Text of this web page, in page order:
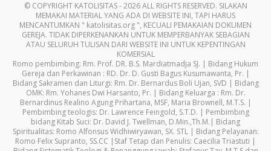
© COPYRIGHT KATOLISITAS - 2026 ALL RIGHTS RESERVED. SILAKAN
MEMAKAI MATERIAL YANG ADA DI WEBSITE INI, TAPI HARUS
MENCANTUMKAN " katolisitas.org ", KECUALI PEMAKAIAN DOKUMEN
GEREJA. TIDAK DIPERKENANKAN UNTUK MEMPERBANYAK SEBAGIAN
ATAU SELURUH TULISAN DARI WEBSITE INI UNTUK KEPENTINGAN
KOMERSIAL
Romo pembimbing: Rm. Prof. DR. B.S. Mardiatmadja SJ. | Bidang Hukum
Gereja dan Perkawinan : RD. Dr. D. Gusti Bagus Kusumawanta, Pr. |
Bidang Sakramen dan Liturgi: Rm. Dr. Bernardus Boli Ujan, SVD | Bidang
OMK: Rm. Yohanes Dwi Harsanto, Pr. | Bidang Keluarga : Rm. Dr.
Bernardinus Realino Agung Prihartana, MSF, Maria Brownell, M.T.S. |
Pembimbing teologis: Dr. Lawrence Feingold, S.T.D. | Pembimbing
bidang Kitab Suci: Dr. David J. Twellman, D.Min.,Th.M.| Bidang
Spiritualitas: Romo Alfonsus Widhiwiryawan, SX. STL | Bidang Pelayanan:
Romo Felix Supranto, SS.CC |Staf Tetap dan Penulis: Caecilia Triastuti |